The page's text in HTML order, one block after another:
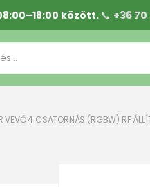
között. 📞 +36 70
VEVŐ 4 CSATORNÁS (RGBW) RF